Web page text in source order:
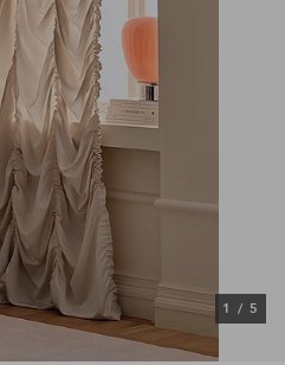
1 / 5